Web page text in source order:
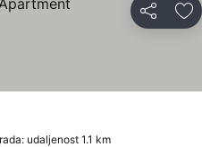
Deli
udaljenost 1.1 km